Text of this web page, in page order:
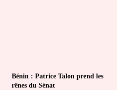
Bénin : Patrice Talon prend les
rênes du Sénat